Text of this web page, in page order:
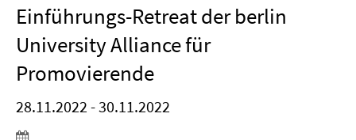
Einführungs-Retreat der berlin
University Alliance für
Promovierende
28.11.2022 - 30.11.2022